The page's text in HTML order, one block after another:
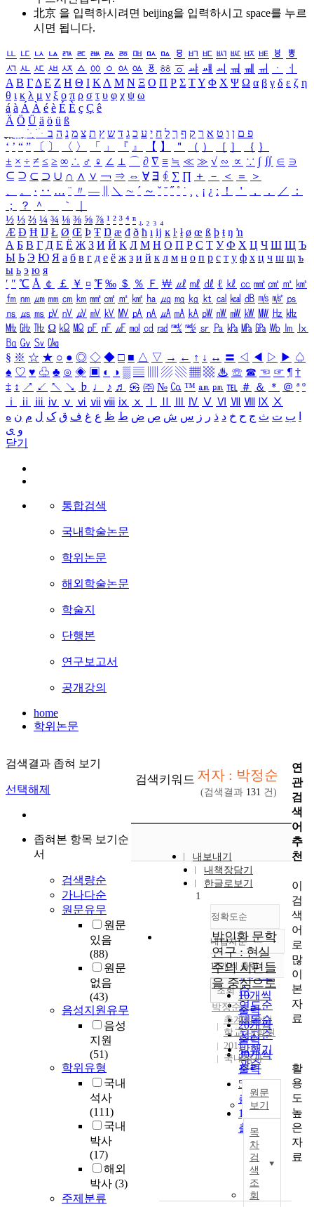
北京 을 입력하시려면 beijing을 입력하시고 space를 누르
시면 됩니다.
ㅥ ㅦ ㅧ ㅨ ㅩ ㅪ ㅫ ㅬ ㅭ ㅮ ㅯ ㅰ ㅱ ㅲ ㅳ ㅴ ㅵ ㅶ ㅷ ㅸ
ㅹ
ㅺ ㅻ ㅼ ㅽ ㅾ ㅿ ㆀ ㆁ ㆂ ㆃ ㆄ ㆅ ㆆ ㆇ ㆈ ㆉ ㆊ ㆋ ㆌ ㆍ
ㆎ
Α Β ΓΔ Ε Ζ Η Θ Ι ΚΛ Μ Ν Ξ Ο Π Ρ Σ ΤΥ Φ Χ Ψ Ω α β γ δ ε ζ η
θ ι κ λ μ ν ξ ο π ρ σ τ υ φ χ ψ ω
á à Á À é è É È ç Ç ê
Ä Ö Ü ä ö ü ß
ִֶֹ ֻּ ׁׂ פ ם ן ו ט א ר ק ף ך ל ח י ע כ ג ד ש ץ ת צ מ נ ה ב
‘ ’ “ ” 〔 〕 〈 〉 「 」 『 』 【 】 ＂ （ ） ［ ］ ｛ ｝
± × ÷ ≠ ≤ ≥ ∞ ∴ ♂ ♀ ∠ ⊥ ⌒ ∂ ∇ ≡ ≒ ≪ ≫ √ ∽ ∝ ∵ ∫ ∬ ∈ ∋
⊆ ⊇ ⊂ ⊃ ∪ ∩ ∧ ∨ ￢ ⇒ ⇔ ∀ ∃ ∮ ∑ ∏ ＋ － ＜ ＝
＞
、
。 · ‥ … ¨ 〃 ― ＼ ∼ ´ ～ ˇ ˘ ˝ ˚ ˙ ¸ ¡ ¿ ː ！ ＇ ， ． ／
：
；
？ ＾ ｀
½ ⅓ ⅔ ¼ ¾ ⅛ ⅜ ⅝ ⅞ ¹ ² ³ ⁴ ⁿ ₁ ₂ ₃ ₄
Æ Ð Ħ Ĳ Ł Ø Œ Þ Ŧ Ŋ æ đ ð ħ ı ĳ ĸ ŀ ł ø œ ß þ ŧ ŋ ŉ
А Б В Г Д Е Ё Ж З И Й К Л М Н О П Р С Т У Ф Х Ц Ч Ш Щ Ъ
Ы Ь Э Ю Я а б в г д е ё ж з и й к л м н о п р с т у ф х ц ч ш щ ъ
ы ь э ю я
′ ″ ℃ Å ￠ ￡ ￥ ¤ ℉ ‰ ＄ ％ Ｆ ￦ ㎕ ㎖ ㎗ ℓ ㎘ ㏄ ㎣ ㎤ ㎥ ㎦
㎙ ㎚ ㎛ ㎜ ㎝ ㎞ ㎟ ㎠ ㎡ ㎢ ㏊ ㎍ ㎎ ㎏ ㏏ ㎈ ㎉ ㏈ ㎧ ㎨ ㎰
㎱ ㎲ ㎳ ㎴ ㎵ ㎶ ㎷ ㎸ ㎹ ㎀ ㎁ ㎂ ㎃ ㎄ ㎺ ㎻ ㎽ ㎾ ㎿ ㎐ ㎑
㎒ ㎓ ㎔ Ω ㏀ ㏁ ㎊ ㎋ ㎌ ㏖ ㏅ ㎭ ㎮ ㎯ ㏛ ㎩ ㎪ ㎫ ㎬ ㏝ ㏐
㏓
㏃ ㏉ ㏜ ㏆
§ ※ ☆ ★ ○ ● ◎ ◇ ◆ □ ■ △ ▽ → ← ↑ ↓ ↔ 〓 ◁ ◀ ▷ ▶ ♤
♠ ♡ ♥ ♧ ♣ ⊙ ◈ ▣ ◐ ◑ ▒ ▤ ▨ ▧ ▦ ▩ ♨ ☏ ☎ ☜ ☞ ¶ †
‡ ↕ ↗ ↙ ↖ ↘ ♭ ♩ ♪ ♬ ㉿ ㈜ № ㏇ ™ ㏂ ㏘ ℡ ＃ ＆ ＊ ＠ ª º
ⅰ
ⅱ ⅲ ⅳ ⅴ ⅵ ⅶ ⅷ ⅸ ⅹ Ⅳ Ⅴ Ⅵ Ⅶ Ⅷ Ⅸ Ⅹ
ب ت ث ج ح خ د ذ ر ز س ش ص ض ط ظ ع غ ف ق ک ل م ن ه
و ی
닫기
통합검색
국내학술논문
학위논문
해외학술논문
학술지
단행본
연구보고서
공개강의
home
학위논문
검색결과 좁혀 보기
선택해제
좁혀본 항목 보기순
서
검색량순
가나다순
원문유무
원문
있음
(88)
원문
없음
(43)
음성지원유무
음성
지원
(51)
학위유형
국내
석사
(111)
국내
박사
(17)
해외
박사 (3)
주제분류
검색키워드 저자 : 박정순
(검색결과 131 건)
내보내기
내책장담기
한글로보기
정확도순
정확도
순
인기도
순
연도순
제목순
저자순
발행기
관순
내림차순
내림차순
10개씩 출력
10개씩
출력
20개씩
출력
30개씩
출력
50개씩
출력
100개씩
출력
조회
1
박인환 문학
연구 : 현실
주의 시편들
을 중심으로
박정순
추계예술대
학교 대학원
2015
국내석사
원문
보기
목
차
검
색
조
회
연
관
검
색
어
추
천
이
검
색
어
로
많
이
본
자
료
활
용
도
높
은
자
료